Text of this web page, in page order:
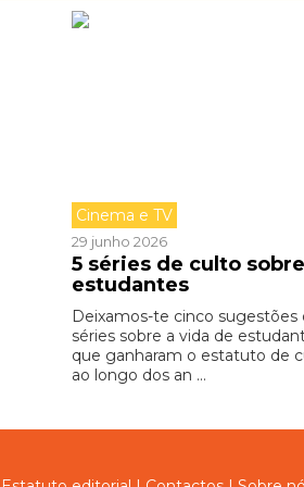
Cinema e TV
29 junho 2026
5 séries de culto sobre
estudantes
Deixamos-te cinco sugestões
séries sobre a vida de
que ganharam o estatuto de
ao longo dos an ...